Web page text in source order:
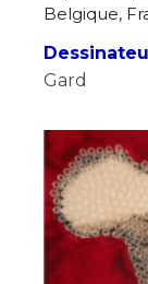
Belgique,
Gard